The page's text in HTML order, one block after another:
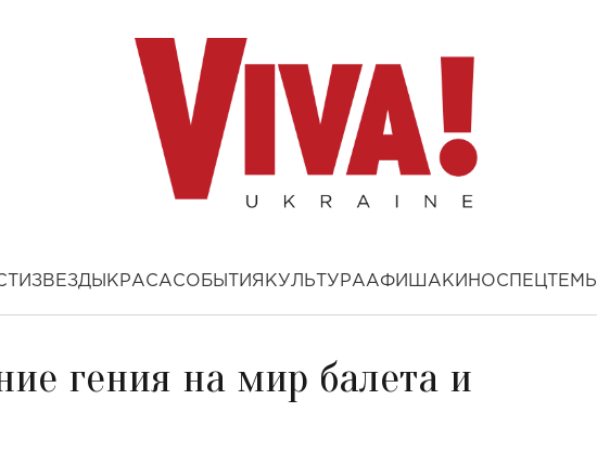
ЗВЕЗДЫ КРАСАСОБЫТИЯ КУЛЬТУРААФИША КИНОСПЕЦТЕМЫ
гения на мир балета и